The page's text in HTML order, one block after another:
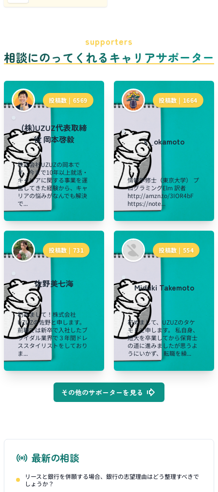
supporters
相談にのってくれるキャリアサポーター
投稿数 | 6569
(株)UZUZ代表取締
役 岡本啓毅
株式会社UZUZの岡本で
す。今まで10年以上就活・
キャリアに関する事業を運
営してきた経験から、キャ
リアの悩みがなんでも解決
で...
投稿数 | 1664
k_okamoto
情報学修士（東京大学） プ
ログラミングElm 訳者
http://amzn.to/3IOR4bF
https://note...
投稿数 | 731
佐野美七海
初めまして！株式会社
UZUZの佐野と申します。
前職では新卒で入社したブ
ライダル業界で３年間ドレ
ススタイリストをしており
ま...
投稿数 | 554
Miduki Takemoto
初めまして、UZUZのタケ
モトと申します。 私自身、
短大を卒業してから保育士
の道に進みましたが思うよ
うにいかず、 転職を繰...
その他のサポーターを見る
最新の相談
リースと銀行を併願する場合、銀行の志望理由はどう整理すべきで
しょうか？